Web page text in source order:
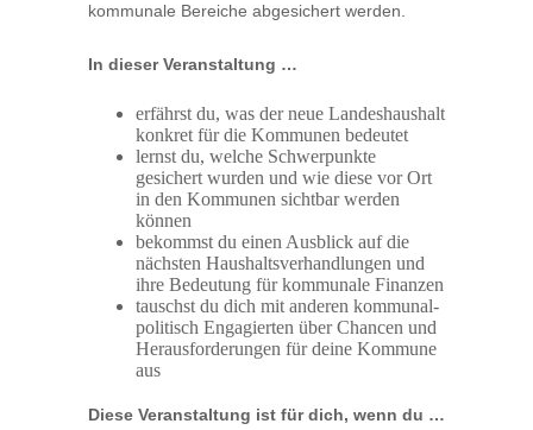
kommunale Bereiche abgesi­chert werden.
In dieser Veran­staltung …
erfährst du, was der neue Landes­haushalt
konkret für die Kommunen bedeutet
lernst du, welche Schwer­punkte
gesichert wurden und wie diese vor Ort
in den Kommunen sichtbar werden
können
bekommst du einen Ausblick auf die
nächsten Haushalts­ver­hand­lungen und
ihre Bedeutung für kommunale Finanzen
tauschst du dich mit anderen kommu­nal­
po­li­tisch Engagierten über Chancen und
Heraus­for­de­rungen für deine Kommune
aus
Diese Veran­staltung ist für dich, wenn du …